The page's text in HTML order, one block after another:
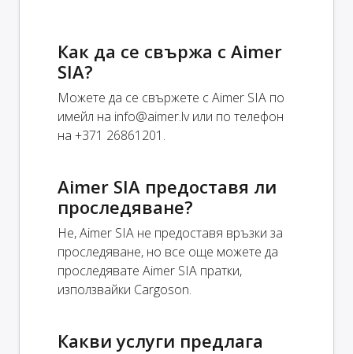
Как да се свържа с Aimer
SIA?
Можете да се свържете с Aimer SIA по
имейл на info@aimer.lvили по телефон
на +371 26861201.
Aimer SIA предоставя ли
проследяване?
Не, Aimer SIA не предоставя връзки за
проследяване, но все още можете да
проследявате Aimer SIA пратки,
използвайки Cargoson.
Какви услуги предлага